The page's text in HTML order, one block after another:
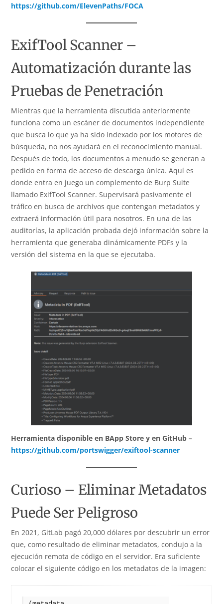
https://github.com/ElevenPaths/FOCA
ExifTool Scanner –
Automatización durante las
Pruebas de Penetración
Mientras que la herramienta discutida anteriormente
funciona como un escáner de documentos independiente
que busca lo que ya ha sido indexado por los motores de
búsqueda, no nos ayudará en el reconocimiento manual.
Después de todo, los documentos a menudo se generan a
pedido en forma de acceso de descarga única. Aquí es
donde entra en juego un complemento de Burp Suite
llamado ExifTool Scanner. Supervisará pasivamente el
tráfico en busca de archivos que contengan metadatos y
extraerá información útil para nosotros. En una de las
auditorías, la aplicación probada dejó información sobre la
herramienta que generaba dinámicamente PDFs y la
versión del sistema en la que se ejecutaba.
Herramienta disponible en BApp Store y en GitHub –
https://github.com/portswigger/exiftool-scanner
Curioso – Eliminar Metadatos
Puede Ser Peligroso
En 2021, GitLab pagó 20,000 dólares por descubrir un error
que, como resultado de eliminar metadatos, condujo a la
ejecución remota de código en el servidor. Era suficiente
colocar el siguiente código en los metadatos de la imagen: